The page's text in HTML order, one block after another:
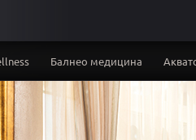
Балнео медицина